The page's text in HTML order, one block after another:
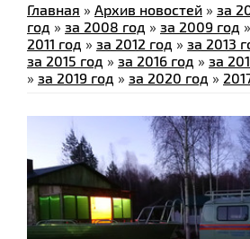
Главная » Архив новостей » за
год » за 2008 год » за 2009 год »
2011 год » за 2012 год » за 2013
за 2015 год » за 2016 год » за
» за 2019 год » за 2020 год »